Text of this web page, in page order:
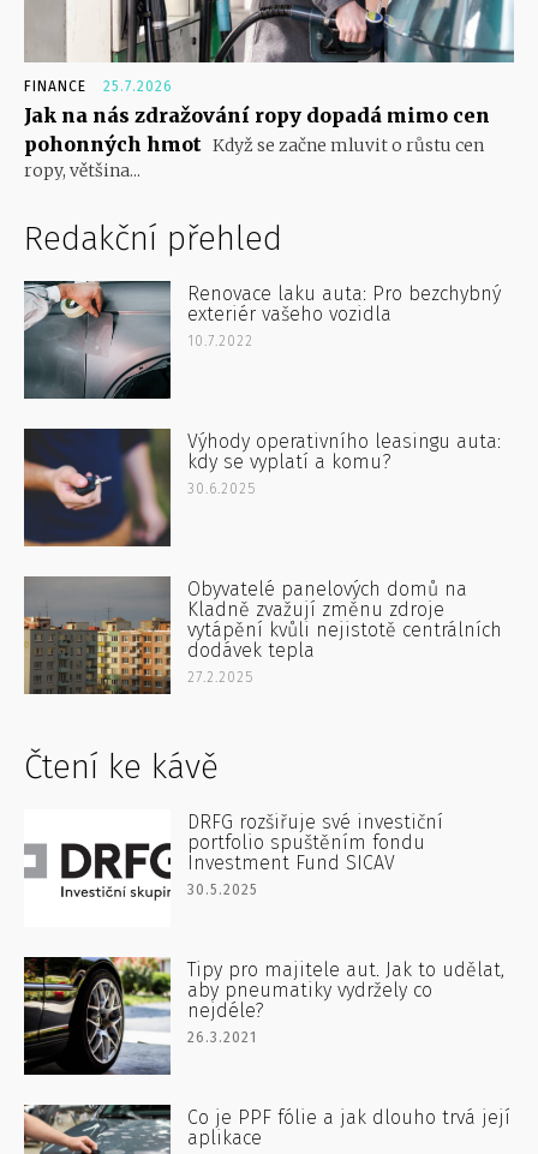
FINANCE 25.7.2026
Jak na nás zdražování ropy dopadá mimo cen
pohonných hmot Když se začne mluvit o růstu cen
ropy, většina...
Redakční přehled
Renovace laku auta: Pro bezchybný
exteriér vašeho vozidla
10.7.2022
Výhody operativního leasingu auta:
kdy se vyplatí a komu?
30.6.2025
Obyvatelé panelových domů na
Kladně zvažují změnu zdroje
vytápění kvůli nejistotě centrálních
dodávek tepla
27.2.2025
Čtení ke kávě
DRFG rozšiřuje své investiční
portfolio spuštěním fondu
Investment Fund SICAV
30.5.2025
Tipy pro majitele aut. Jak to udělat,
aby pneumatiky vydržely co
nejdéle?
26.3.2021
Co je PPF fólie a jak dlouho trvá její
aplikace